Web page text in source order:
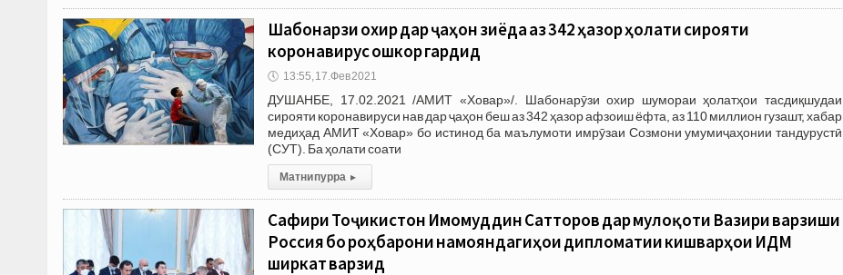
Шабонарӯзи охир дар ҷаҳон зиёда аз 342 ҳазор ҳолати сирояти
коронавирус ошкор гардид
🕔 13:55, 17.Фев 2021
ДУШАНБЕ, 17.02.2021 /АМИТ «Ховар»/. Шабонарӯзи охир шумораи ҳолатҳои тасдиқшудаи
сирояти коронавируси нав дар ҷаҳон беш аз 342 ҳазор афзоиш ёфта, аз 110 миллион гузашт, хабар
медиҳад АМИТ «Ховар» бо истинод ба маълумоти имрӯзаи Созмони умумиҷаҳонии тандурустӣ
(СУТ). Ба ҳолати соати
Матни пурра ▸
Сафири Тоҷикистон Имомуддин Сатторов дар мулоқоти Вазири варзиши
Россия бо роҳбарони намояндагиҳои дипломатии кишварҳои ИДМ
ширкат варзид